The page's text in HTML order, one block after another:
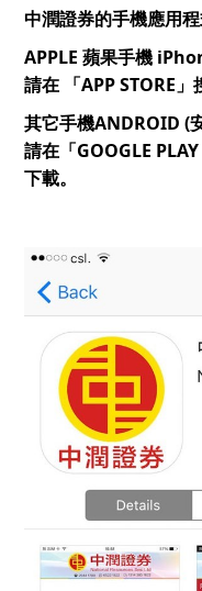
中潤證券的手機應用程
APPLE 蘋果手機
請在 「APP STORE
其它手機ANDROID (
請在「GOOGLE
下載。